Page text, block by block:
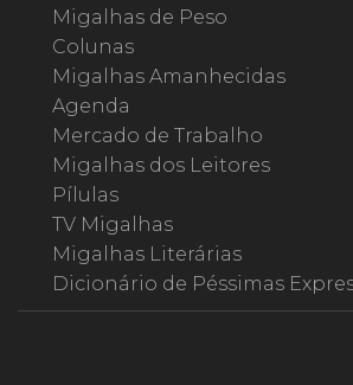
Migalhas de Peso
Colunas
Migalhas Amanhecidas
Agenda
Mercado de Trabalho
Migalhas dos Leitores
Pílulas
TV Migalhas
Migalhas Literárias
Dicionário de Péssimas